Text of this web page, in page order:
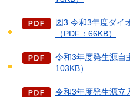
図3.令和3年度ダイ
（PDF：66KB）
令和3年度発生源自
103KB）
令和3年度発生源立